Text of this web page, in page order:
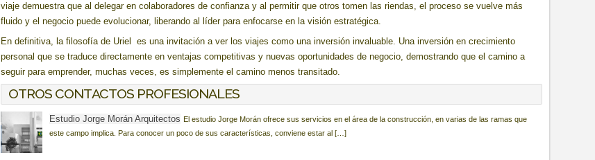
viaje demuestra que al delegar en colaboradores de confianza y al permitir que otros tomen las riendas, el proceso se vuelve más
fluido y el negocio puede evolucionar, liberando al líder para enfocarse en la visión estratégica.
En definitiva, la filosofía de Uriel es una invitación a ver los viajes como una inversión invaluable. Una inversión en crecimiento
personal que se traduce directamente en ventajas competitivas y nuevas oportunidades de negocio, demostrando que el camino a
seguir para emprender, muchas veces, es simplemente el camino menos transitado.
OTROS CONTACTOS PROFESIONALES
Estudio Jorge Morán Arquitectos El estudio Jorge Morán ofrece sus servicios en el área de la construcción, en varias de las ramas que
este campo implica. Para conocer un poco de sus características, conviene estar al […]